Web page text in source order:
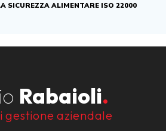
SICUREZZA ALIMENTARE ISO 22000
Rabaioli.
gestione aziendale